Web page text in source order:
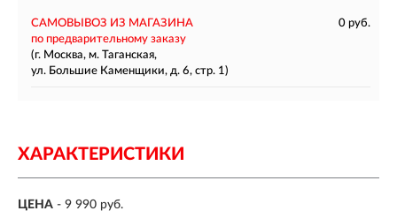
САМОВЫВОЗ ИЗ МАГАЗИНА
0 руб.
по предварительному заказу
(г. Москва, м. Таганская,
ул. Большие Каменщики, д. 6, стр. 1)
ХАРАКТЕРИСТИКИ
ЦЕНА - 9 990 руб.